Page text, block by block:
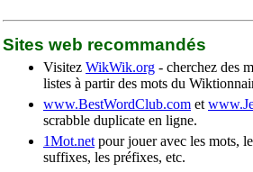
Sites web recommandés
Visitez WikWik.org - cherchez des
listes à partir des mots du
www.BestWordClub.com et
scrabble duplicate en ligne.
1Mot.net pour jouer avec les mots,
suffixes, les préfixes, etc.